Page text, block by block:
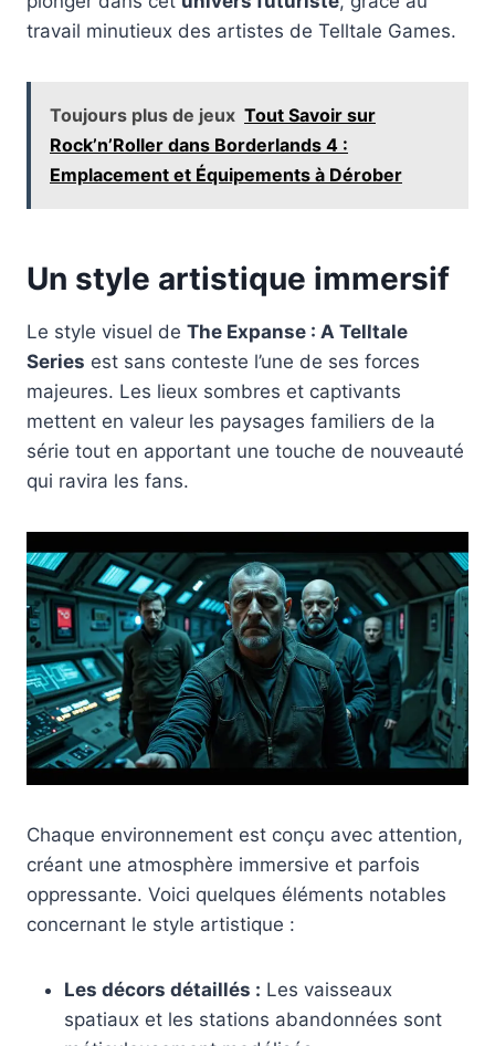
travail minutieux des artistes de Telltale Games.
Toujours plus de jeux Tout Savoir sur
Rock’n’Roller dans Borderlands 4 :
Emplacement et Équipements à Dérober
Un style artistique immersif
Le style visuel de The Expanse : A Telltale
Series est sans conteste l’une de ses forces
majeures. Les lieux sombres et captivants
mettent en valeur les paysages familiers de la
série tout en apportant une touche de nouveauté
qui ravira les fans.
Chaque environnement est conçu avec attention,
créant une atmosphère immersive et parfois
oppressante. Voici quelques éléments notables
concernant le style artistique :
Les décors détaillés : Les vaisseaux
spatiaux et les stations abandonnées sont